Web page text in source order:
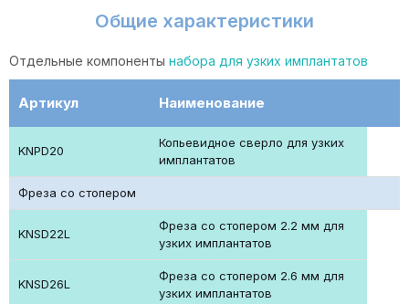
Общие характеристики
Отдельные компоненты набора для узких имплантатов
Артикул Наименование
KNPD20
Копьевидное сверло для узких
имплантатов
Фреза со стопером
KNSD22L
Фреза со стопером 2.2 мм для
узких имплантатов
KNSD26L
Фреза со стопером 2.6 мм для
узких имплантатов